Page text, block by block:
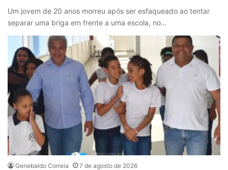
Um jovem de 20 anos morreu após ser esfaqueado ao tentar
separar uma briga em frente a uma escola, no…
Genebaldo Correia 7 de agosto de 2026